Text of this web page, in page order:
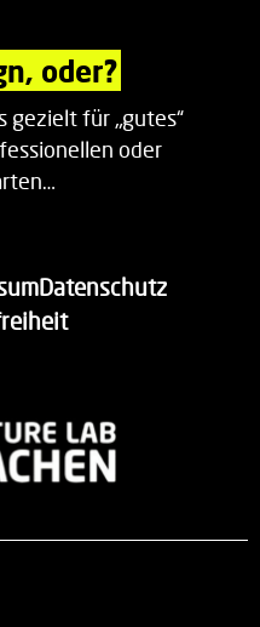
oder?
gezielt für „gutes“
oder
Datenschutz